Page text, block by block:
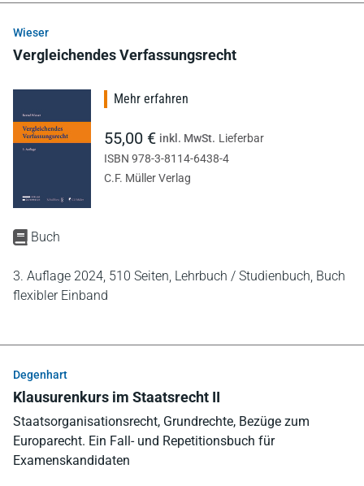
Wieser
Vergleichendes Verfassungsrecht
Buch
3. Auflage 2024, 510 Seiten, Lehrbuch / Studienbuch, Buch
flexibler Einband
Mehr erfahren
55,00 € inkl. MwSt. Lieferbar
ISBN 978-3-8114-6438-4
C.F. Müller Verlag
Degenhart
Klausurenkurs im Staatsrecht II
Staatsorganisationsrecht, Grundrechte, Bezüge zum
Europarecht. Ein Fall- und Repetitionsbuch für
Examenskandidaten